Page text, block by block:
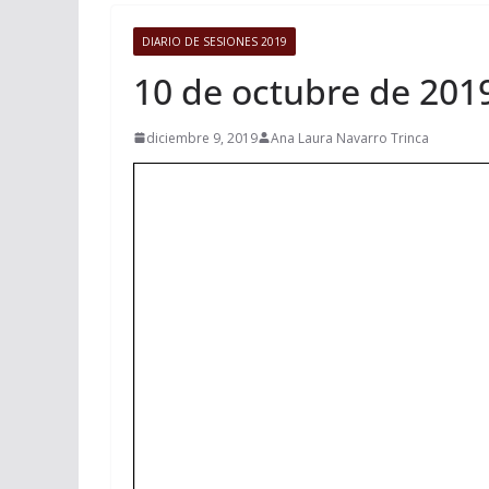
DIARIO DE SESIONES 2019
10 de octubre de
diciembre 9, 2019 Ana Laura Navarro Trinca